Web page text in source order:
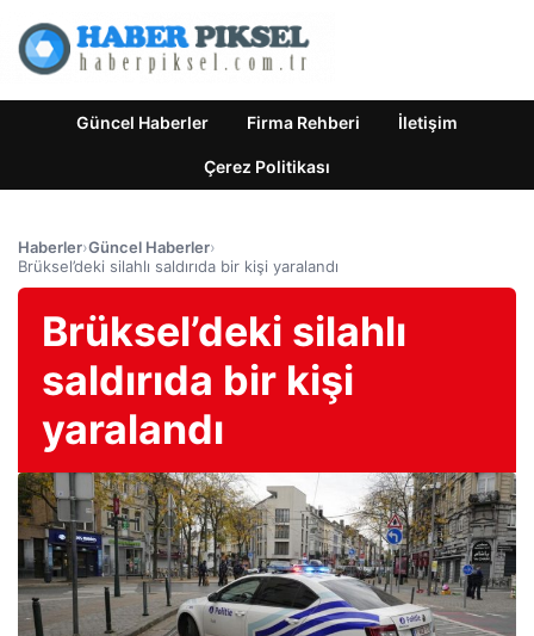
Güncel Haberler Firma Rehberi İletişim
Çerez Politikası
Haberler›Güncel Haberler›
Brüksel’deki silahlı saldırıda bir kişi yaralandı
Brüksel’deki silahlı
saldırıda bir kişi
yaralandı